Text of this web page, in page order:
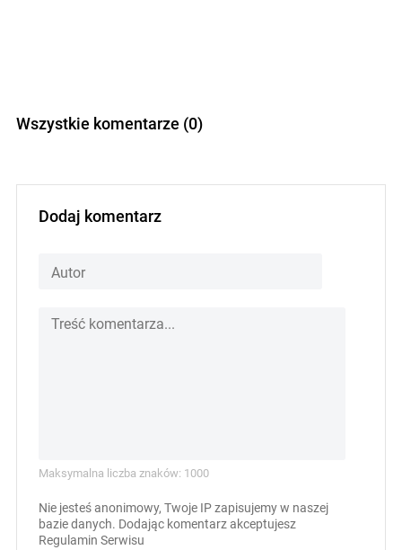
Wszystkie komentarze (0)
Dodaj komentarz
Maksymalna liczba znaków: 1000
Nie jesteś anonimowy, Twoje IP zapisujemy w naszej
bazie danych. Dodając komentarz akceptujesz
Regulamin Serwisu